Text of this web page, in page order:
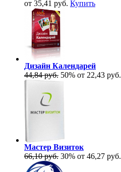
от 35,41 руб. Купить
Дизайн Календарей
44,84 руб. 50% от 22,43 руб.
Мастер Визиток
66,10 руб. 30% от 46,27 руб.